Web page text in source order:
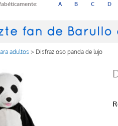
A B C D
adultos > Disfraz oso panda de lujo